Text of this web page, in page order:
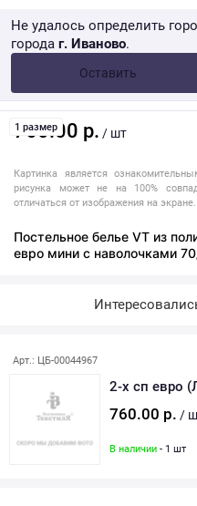
Не удалось определить
города г. Иваново.
Оставить
от 10 000 ₽
1 размер
760.00 р. / шт
Картинка является
рисунка может не на 100%
отличаться от изображения на экране.
Постельное белье VT из
евро мини с наволочками
Арт.: ЦБ-00044967
2-х сп евро
760.00 р. /
В наличии - 1 шт